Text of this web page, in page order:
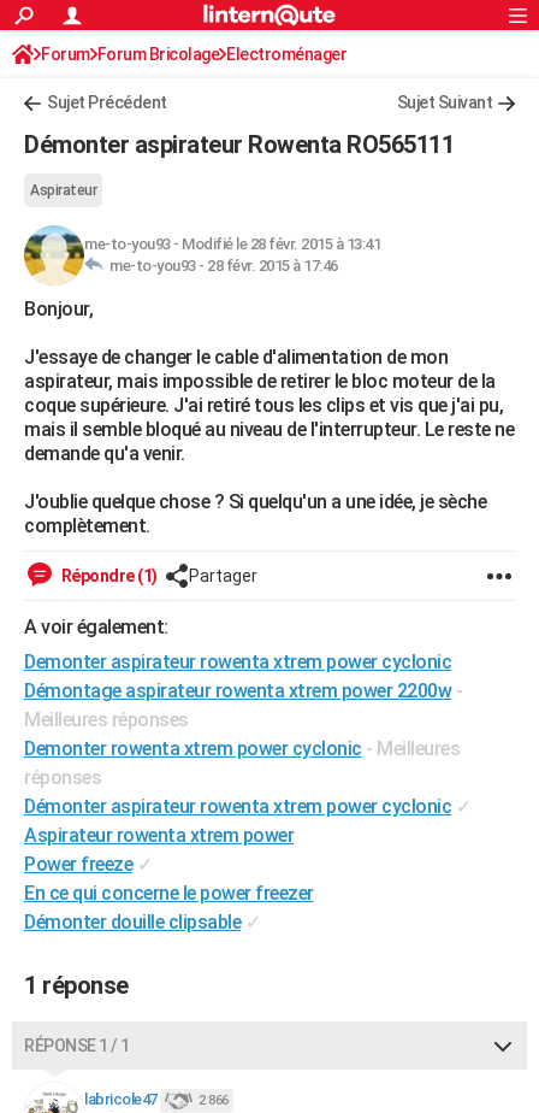
ACTUALITÉS
Politique
Société
Faits Divers
Education
Monde
Villes
+
AUTO
Essais
Réserver un essai
Citadines
Berlines
SUV
Forum auto
+HIGH-TECH
Mobiles
Meilleur smartphone
Internet
Ordinateurs
Jeux vidéo
Guide high-tech
+BRICOLAGE
Forum
Aménagement intérieur
Extérieur
Cuisine
Salle de bains
Jardinage
Rangement
WEEK-END
Guides de France
Escapades
Patrimoine
Expositions
Musées
Week-end nature
+LIFESTYLE
Art de vivre
Bien-être
Loisirs
Mode
Modes de vie
Alimentation
Guide de la santé
Maladies
Médicaments
Sommeil
VOYAGE
Destinations
City break
Voyage nature
Voyage de noces
Forum
Climat
PHOTO
GUIDES D'ACHAT
BONS PLANS
CARTE DE VOEUX
Carte de Noël
Carte Bonne année
Carte Saint-Valentin
Carte Pâques
Carte d'anniversaire
DICTIONNAIRE
Dictionnaire
Biographies
Citations
Expressions
Proverbes
PROGRAMME TV
COPAINS D'AVANT
S'inscrire
Se connecter
Lycées
Collèges
Primaires
Universités
Entreprises
Service militaire
Avis de recherche
AVIS DE DÉCÈS
Bricolage
Lifestyle
Culture
Television
Voyage
S'inscrire
Connexion
Forum Forum Bricolage Electroménager
Sujet Précédent Sujet Suivant
Démonter aspirateur Rowenta RO565111
Aspirateur
me-to-you93- Modifié le 28 févr. 2015 à 13:41
me-to-you93 - 28 févr. 2015 à 17:46
Bonjour,
J'essaye de changer le cable d'alimentation de mon
aspirateur, mais impossible de retirer le bloc moteur de la
coque supérieure. J'ai retiré tous les clips et vis que j'ai pu,
mais il semble bloqué au niveau de l'interrupteur. Le reste ne
demande qu'a venir.
J'oublie quelque chose ? Si quelqu'un a une idée, je sèche
complètement.
Répondre (1) Partager
A voir également:
Demonter aspirateur rowenta xtrem power cyclonic
Démontage aspirateur rowenta xtrem power 2200w -
Meilleures réponses
Demonter rowenta xtrem power cyclonic - Meilleures
réponses
Démonter aspirateur rowenta xtrem power cyclonic ✓
Aspirateur rowenta xtrem power
Power freeze ✓
En ce qui concerne le power freezer
Démonter douille clipsable ✓
1 réponse
RÉPONSE 1 / 1
labricole47 2 866